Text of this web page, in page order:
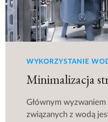
WYKORZYSTANIE
Minimalizacja
Głównym
związanych z wodą